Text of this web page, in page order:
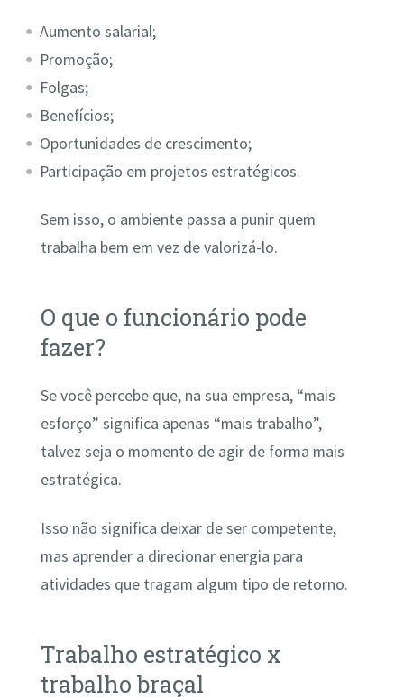
Aumento salarial;
Promoção;
Folgas;
Benefícios;
Oportunidades de crescimento;
Participação em projetos estratégicos.
Sem isso, o ambiente passa a punir quem
trabalha bem em vez de valorizá-lo.
O que o funcionário pode
fazer?
Se você percebe que, na sua empresa, “mais
esforço” significa apenas “mais trabalho”,
talvez seja o momento de agir de forma mais
estratégica.
Isso não significa deixar de ser competente,
mas aprender a direcionar energia para
atividades que tragam algum tipo de retorno.
Trabalho estratégico x
trabalho braçal